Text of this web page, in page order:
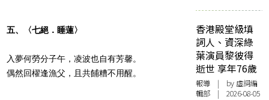
五、〈七絕．睡蓮〉
入夢何勞分子午，凌波也自有芳馨。
偶然回櫂逢漁父，且共餔糟不用醒。
香港殿堂級填
詞人、資深綠
葉演員黎彼得
逝世 享年76歲
報導 | by 虛詞編
輯部 | 2026-08-05